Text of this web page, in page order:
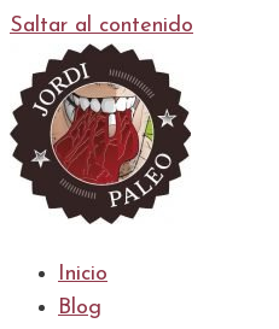
Saltar al contenido
Inicio
Blog